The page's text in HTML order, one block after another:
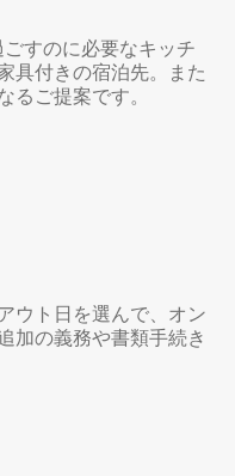
すのに必要なキッチ
具付きの宿泊先。また
ご提案です。
ウト日を選んで、オン
加の義務や書類手続き